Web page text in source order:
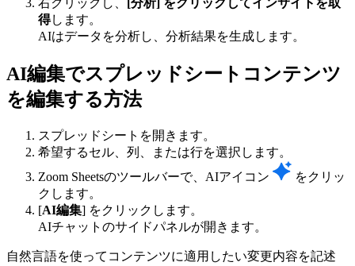
得します。
AIはデータを分析し、分析結果を生成します。
AI編集でスプレッドシートコンテンツ
を編集する方法
スプレッドシートを開きます。
希望するセル、列、または行を選択します。
Zoom Sheetsのツールバーで、AIアイコン
をクリッ
クします。
[AI編集] をクリックします。
AIチャットのサイドパネルが開きます。
自然言語を使ってコンテンツに適用したい変更内容を記述